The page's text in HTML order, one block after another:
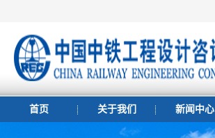
首页 关于我们 新闻中心